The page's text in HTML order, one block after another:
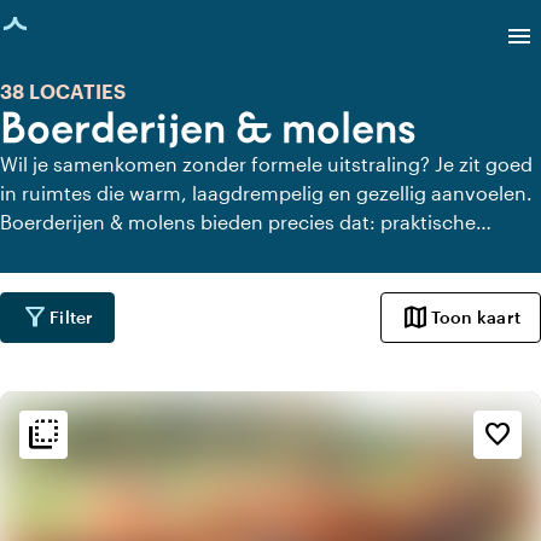
geladen
menu
Boerderijen & molens
38 LOCATIES
Wil je samenkomen zonder formele uitstraling? Je zit goed
in ruimtes die warm, laagdrempelig en gezellig aanvoelen.
Boerderijen & molens bieden precies dat: praktische
en samenkomt op een manier die ontspannen aanvoelt
voor iedereen.
filter_alt Filter map Toon kaart
flip_to_back favorite_border
flip_to_back Sfeer en esthetiek
home
Huiselijk